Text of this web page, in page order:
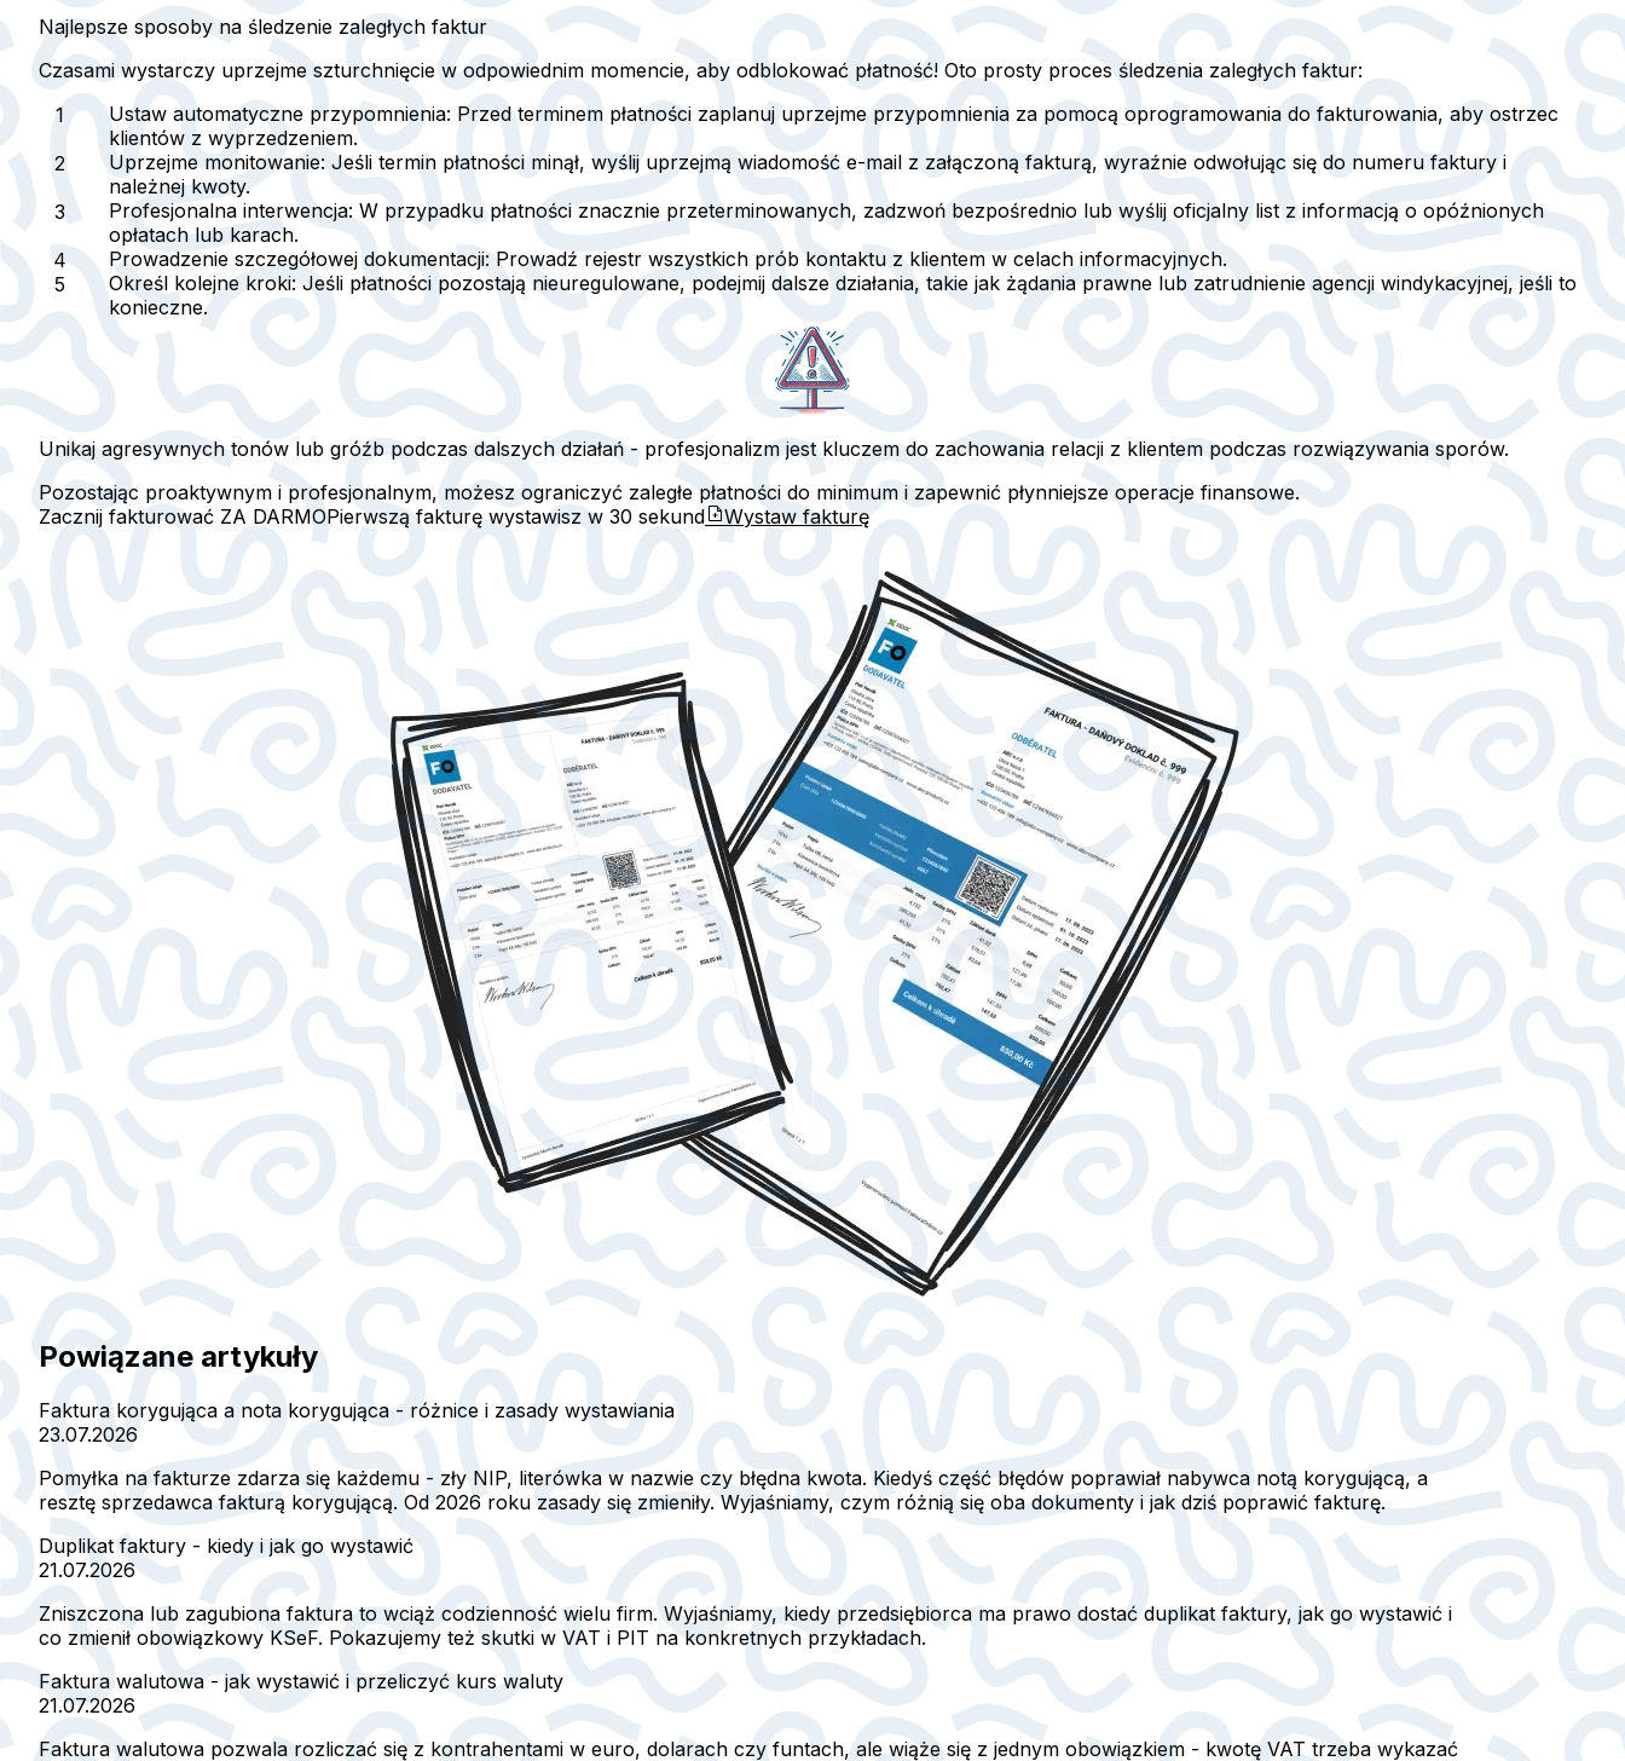
Najlepsze sposoby na śledzenie zaległych faktur
Czasami wystarczy uprzejme szturchnięcie w odpowiednim momencie, aby odblokować płatność! Oto prosty proces śledzenia zaległych faktur:
Ustaw automatyczne przypomnienia: Przed terminem płatności zaplanuj uprzejme przypomnienia za pomocą oprogramowania do fakturowania, aby ostrzec
klientów z wyprzedzeniem.
Uprzejme monitowanie: Jeśli termin płatności minął, wyślij uprzejmą wiadomość e-mail z załączoną fakturą, wyraźnie odwołując się do numeru faktury i
należnej kwoty.
Profesjonalna interwencja: W przypadku płatności znacznie przeterminowanych, zadzwoń bezpośrednio lub wyślij oficjalny list z informacją o opóźnionych
opłatach lub karach.
Prowadzenie szczegółowej dokumentacji: Prowadź rejestr wszystkich prób kontaktu z klientem w celach informacyjnych.
Określ kolejne kroki: Jeśli płatności pozostają nieuregulowane, podejmij dalsze działania, takie jak żądania prawne lub zatrudnienie agencji windykacyjnej, jeśli to
konieczne.
Unikaj agresywnych tonów lub gróźb podczas dalszych działań - profesjonalizm jest kluczem do zachowania relacji z klientem podczas rozwiązywania sporów.
Pozostając proaktywnym i profesjonalnym, możesz ograniczyć zaległe płatności do minimum i zapewnić płynniejsze operacje finansowe.
Zacznij fakturować ZA DARMOPierwszą fakturę wystawisz w 30 sekund Wystaw fakturę
Powiązane artykuły
Faktura korygująca a nota korygująca - różnice i zasady wystawiania
23.07.2026
Pomyłka na fakturze zdarza się każdemu - zły NIP, literówka w nazwie czy błędna kwota. Kiedyś część błędów poprawiał nabywca notą korygującą, a
resztę sprzedawca fakturą korygującą. Od 2026 roku zasady się zmieniły. Wyjaśniamy, czym różnią się oba dokumenty i jak dziś poprawić fakturę.
Duplikat faktury - kiedy i jak go wystawić
21.07.2026
Zniszczona lub zagubiona faktura to wciąż codzienność wielu firm. Wyjaśniamy, kiedy przedsiębiorca ma prawo dostać duplikat faktury, jak go wystawić i
co zmienił obowiązkowy KSeF. Pokazujemy też skutki w VAT i PIT na konkretnych przykładach.
Faktura walutowa - jak wystawić i przeliczyć kurs waluty
21.07.2026
Faktura walutowa pozwala rozliczać się z kontrahentami w euro, dolarach czy funtach, ale wiąże się z jednym obowiązkiem - kwotę VAT trzeba wykazać